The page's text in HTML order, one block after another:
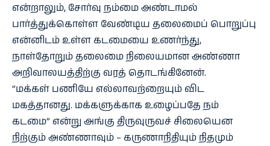
என்றாலும், சோர்வு நம்மை அண்டாமல்
பார்த்துக்கொள்ள வேண்டிய தலைமைப் பொறுப்பு
என்னிடம் உள்ள கடமையை உணர்ந்து,
நாள்தோறும் தலைமை நிலையமான அண்ணா
அறிவாலயத்திற்கு வரத் தொடங்கினேன்.
“மக்கள் பணியே எல்லாவற்றையும் விட
மகத்தானது. மக்களுக்காக உழைப்பதே நம்
கடமை” என்று அங்கு திருவுருவச் சிலையென
நிற்கும் அண்ணாவும் – கருணாநிதியும் நிதமும்